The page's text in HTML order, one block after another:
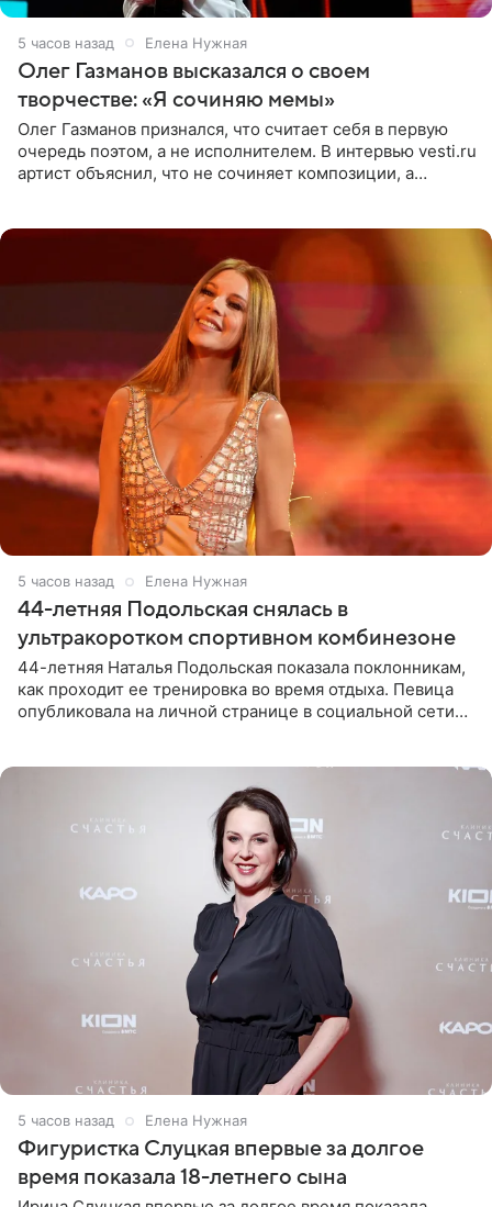
5 часов назад Елена Нужная
Олег Газманов высказался о своем
творчестве: «Я сочиняю мемы»
Олег Газманов признался, что считает себя в первую
очередь поэтом, а не исполнителем. В интервью vesti.ru
артист объяснил, что не сочиняет композиции, а
5 часов назад Елена Нужная
44-летняя Подольская снялась в
ультракоротком спортивном комбинезоне
44-летняя Наталья Подольская показала поклонникам,
как проходит ее тренировка во время отдыха. Певица
опубликовала на личной странице в социальной сети
5 часов назад Елена Нужная
Фигуристка Слуцкая впервые за долгое
время показала 18-летнего сына